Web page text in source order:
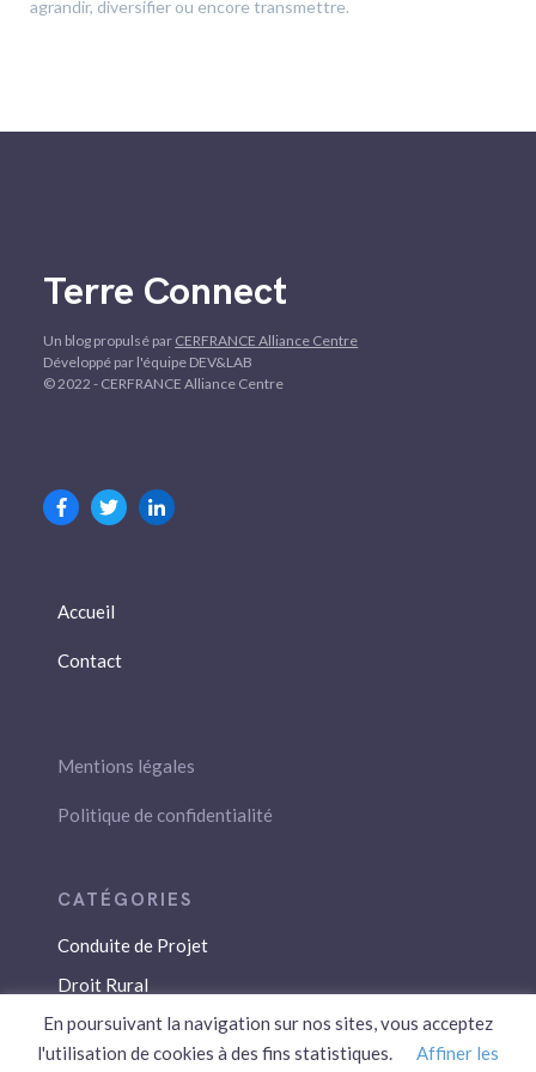
agrandir, diversifier ou encore transmettre.
Terre Connect
Un blog propulsé par CERFRANCE Alliance Centre
Développé par l'équipe DEV&LAB
© 2022 - CERFRANCE Alliance Centre
Accueil
Contact
Mentions légales
Politique de confidentialité
Conduite de Projet
Droit Rural
Droit Social
Économie / Gestion
En poursuivant la navigation sur nos sites, vous acceptez
l'utilisation de cookies à des fins statistiques.
Affiner les